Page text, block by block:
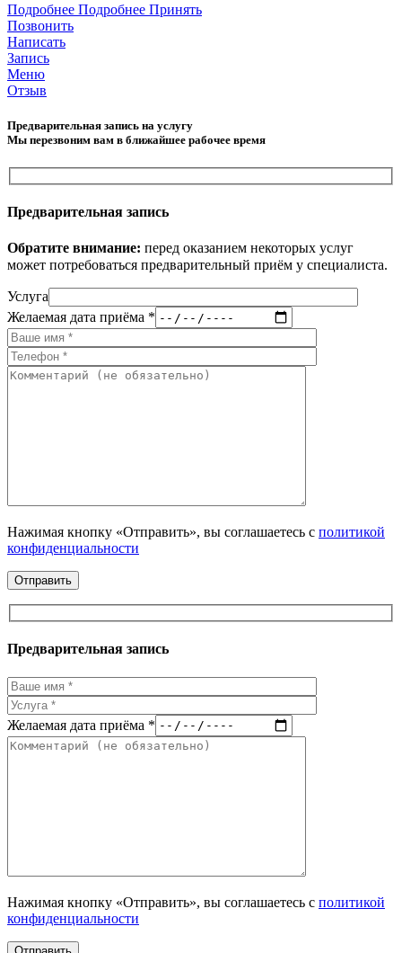
Подробнее Подробнее Принять
Позвонить
Написать
Запись
Меню
Отзыв
Предварительная запись на услугу
Мы перезвоним вам в ближайшее рабочее время
Предварительная запись
Обратите внимание: перед оказанием некоторых услуг
может потребоваться предварительный приём у специалиста.
Услуга
Желаемая дата приёма *
Нажимая кнопку «Отправить», вы соглашаетесь с политикой
конфиденциальности
Предварительная запись
Желаемая дата приёма *
Нажимая кнопку «Отправить», вы соглашаетесь с политикой
конфиденциальности